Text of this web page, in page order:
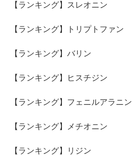
【ランキング】スレオニン
【ランキング】トリプトファン
【ランキング】バリン
【ランキング】ヒスチジン
【ランキング】フェニルアラニン
【ランキング】メチオニン
【ランキング】リジン